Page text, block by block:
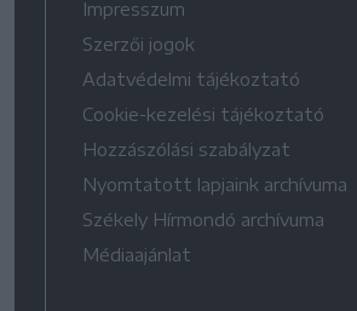
Impresszum
Szerzői jogok
Adatvédelmi tájékoztató
Cookie-kezelési tájékoztató
Hozzászólási szabályzat
Nyomtatott lapjaink archívuma
Székely Hírmondó archívuma
Médiaajánlat